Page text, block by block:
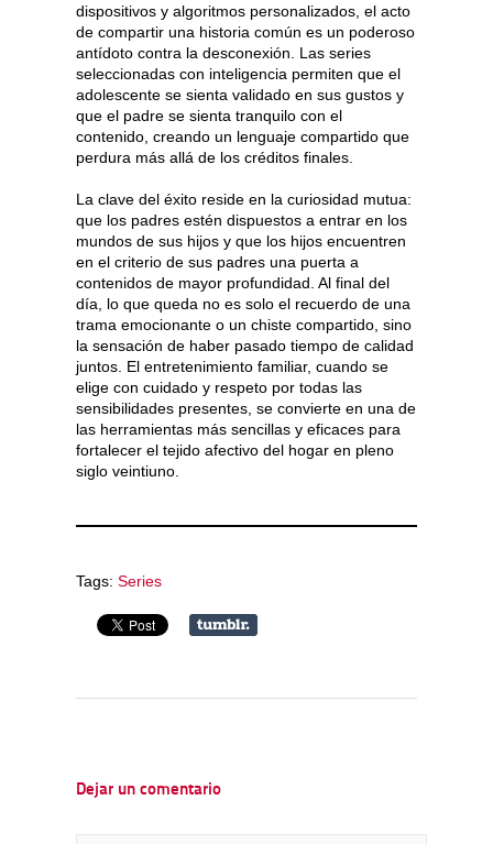
dispositivos y algoritmos personalizados, el acto
de compartir una historia común es un poderoso
antídoto contra la desconexión. Las series
seleccionadas con inteligencia permiten que el
adolescente se sienta validado en sus gustos y
que el padre se sienta tranquilo con el
contenido, creando un lenguaje compartido que
perdura más allá de los créditos finales.
La clave del éxito reside en la curiosidad mutua:
que los padres estén dispuestos a entrar en los
mundos de sus hijos y que los hijos encuentren
en el criterio de sus padres una puerta a
contenidos de mayor profundidad. Al final del
día, lo que queda no es solo el recuerdo de una
trama emocionante o un chiste compartido, sino
la sensación de haber pasado tiempo de calidad
juntos. El entretenimiento familiar, cuando se
elige con cuidado y respeto por todas las
sensibilidades presentes, se convierte en una de
las herramientas más sencillas y eficaces para
fortalecer el tejido afectivo del hogar en pleno
siglo veintiuno.
Tags: Series
Dejar un comentario